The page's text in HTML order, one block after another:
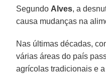
Segundo Alves, a
causa mudanças na
Nas últimas décadas,
várias áreas do país
agrícolas tradicionais e